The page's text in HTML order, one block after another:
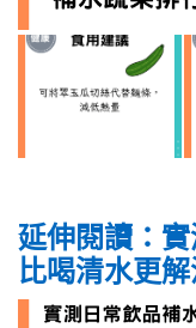
延伸閱讀：
比喝清水更解